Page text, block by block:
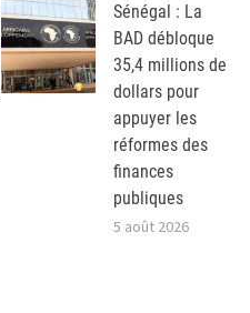
Sénégal : La
BAD débloque
35,4 millions de
dollars pour
appuyer les
réformes des
finances
publiques
5 août 2026